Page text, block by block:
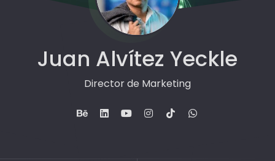
Juan Alvítez Yeckle
Director de Marketing